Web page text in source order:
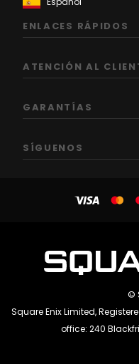
ENLACES RÁPIDOS
ATENCIÓN AL
GARANTÍAS
SÍGUENOS
©
Square Enix Limited,
office: 240